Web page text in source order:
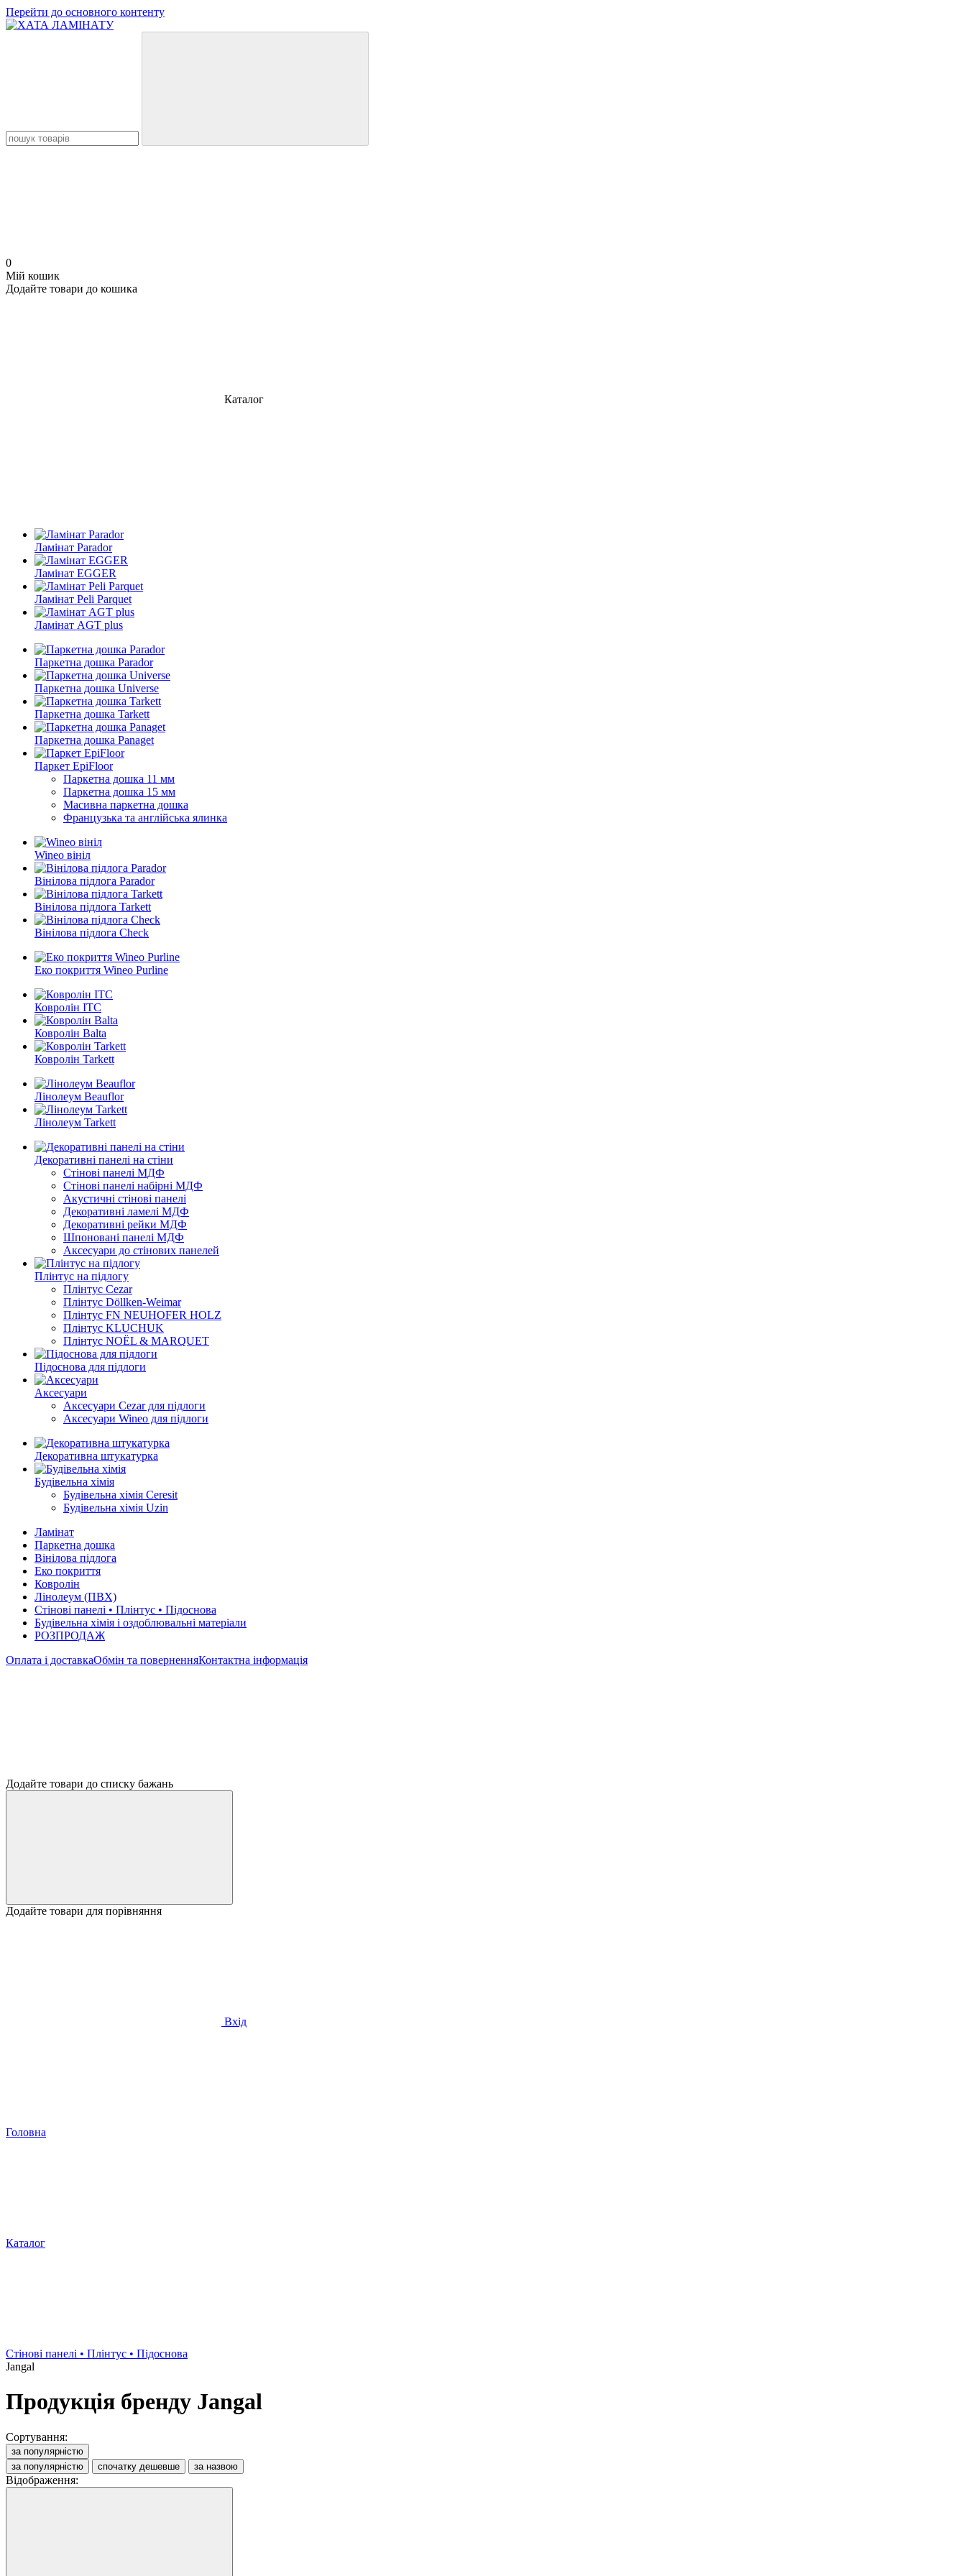
Перейти до основного контенту
0
Мій кошик
Додайте товари до кошика
Каталог
Ламінат Parador
Ламінат EGGER
Ламінат Peli Parquet
Ламінат AGT plus
Паркетна дошка Parador
Паркетна дошка Universe
Паркетна дошка Tarkett
Паркетна дошка Panaget
Паркет EpiFloor
Паркетна дошка 11 мм
Паркетна дошка 15 мм
Масивна паркетна дошка
Французька та англійська ялинка
Wineo вініл
Вінілова підлога Parador
Вінілова підлога Tarkett
Вінілова підлога Check
Еко покриття Wineo Purline
Ковролін ITC
Ковролін Balta
Ковролін Tarkett
Лінолеум Beauflor
Лінолеум Tarkett
Декоративні панелі на стіни
Стінові панелі МДФ
Стінові панелі набірні МДФ
Акустичні стінові панелі
Декоративні ламелі МДФ
Декоративні рейки МДФ
Шпоновані панелі МДФ
Аксесуари до стінових панелей
Плінтус на підлогу
Плінтус Cezar
Плінтус Döllken-Weimar
Плінтус FN NEUHOFER HOLZ
Плінтус KLUCHUK
Плінтус NOËL & MARQUET
Підоснова для підлоги
Аксесуари
Аксесуари Cezar для підлоги
Аксесуари Wineo для підлоги
Декоративна штукатурка
Будівельна хімія
Будівельна хімія Ceresit
Будівельна хімія Uzin
Ламінат
Паркетна дошка
Вінілова підлога
Еко покриття
Ковролін
Лінолеум (ПВХ)
Стінові панелі • Плінтус • Підоснова
Будівельна хімія і оздоблювальні матеріали
РОЗПРОДАЖ
Оплата і доставкаОбмін та поверненняКонтактна інформація
Додайте товари до списку бажань
Додайте товари для порівняння
Вхід
Головна
Каталог
Стінові панелі • Плінтус • Підоснова
Jangal
Продукція бренду Jangal
Сортування:
за популярністю
за популярністю
спочатку дешевше за назвою
Відображення: